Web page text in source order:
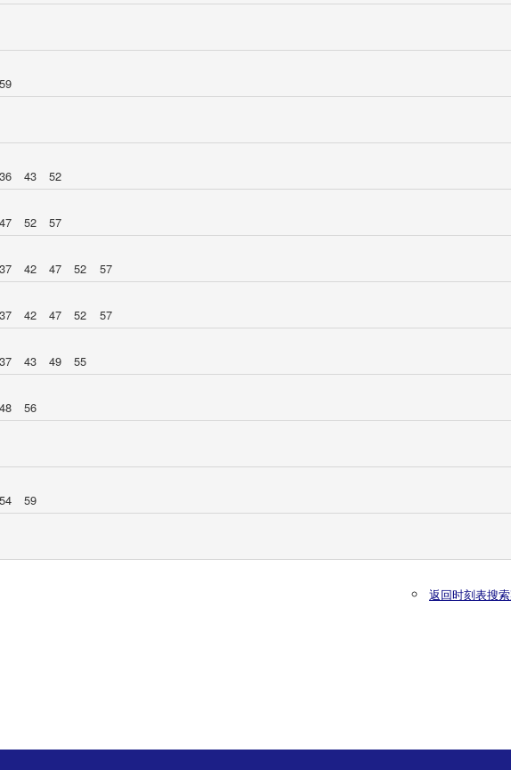
59
36 43 52
47 52 57
37 42 47 52 57
37 42 47 52 57
37 43 49 55
48 56
54 59
返回时刻表搜